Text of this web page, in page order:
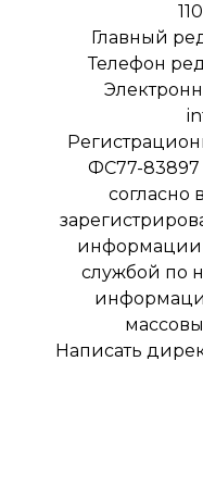
Главный
Телефон
ФС77-83897
согласно
информации
службой по
Написать